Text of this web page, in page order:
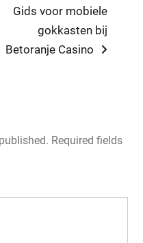
Next
Gids voor mobiele
gokkasten bij
Betoranje Casino
Required fields